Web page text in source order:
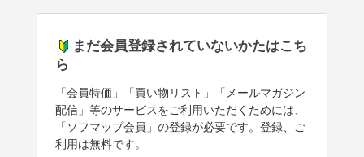
まだ会員登録されていないかたはこち
ら
「会員特価」「買い物リスト」「メールマガジン
配信」等のサービスをご利用いただくためには、
「ソフマップ会員」の登録が必要です。登録、ご
利用は無料です。